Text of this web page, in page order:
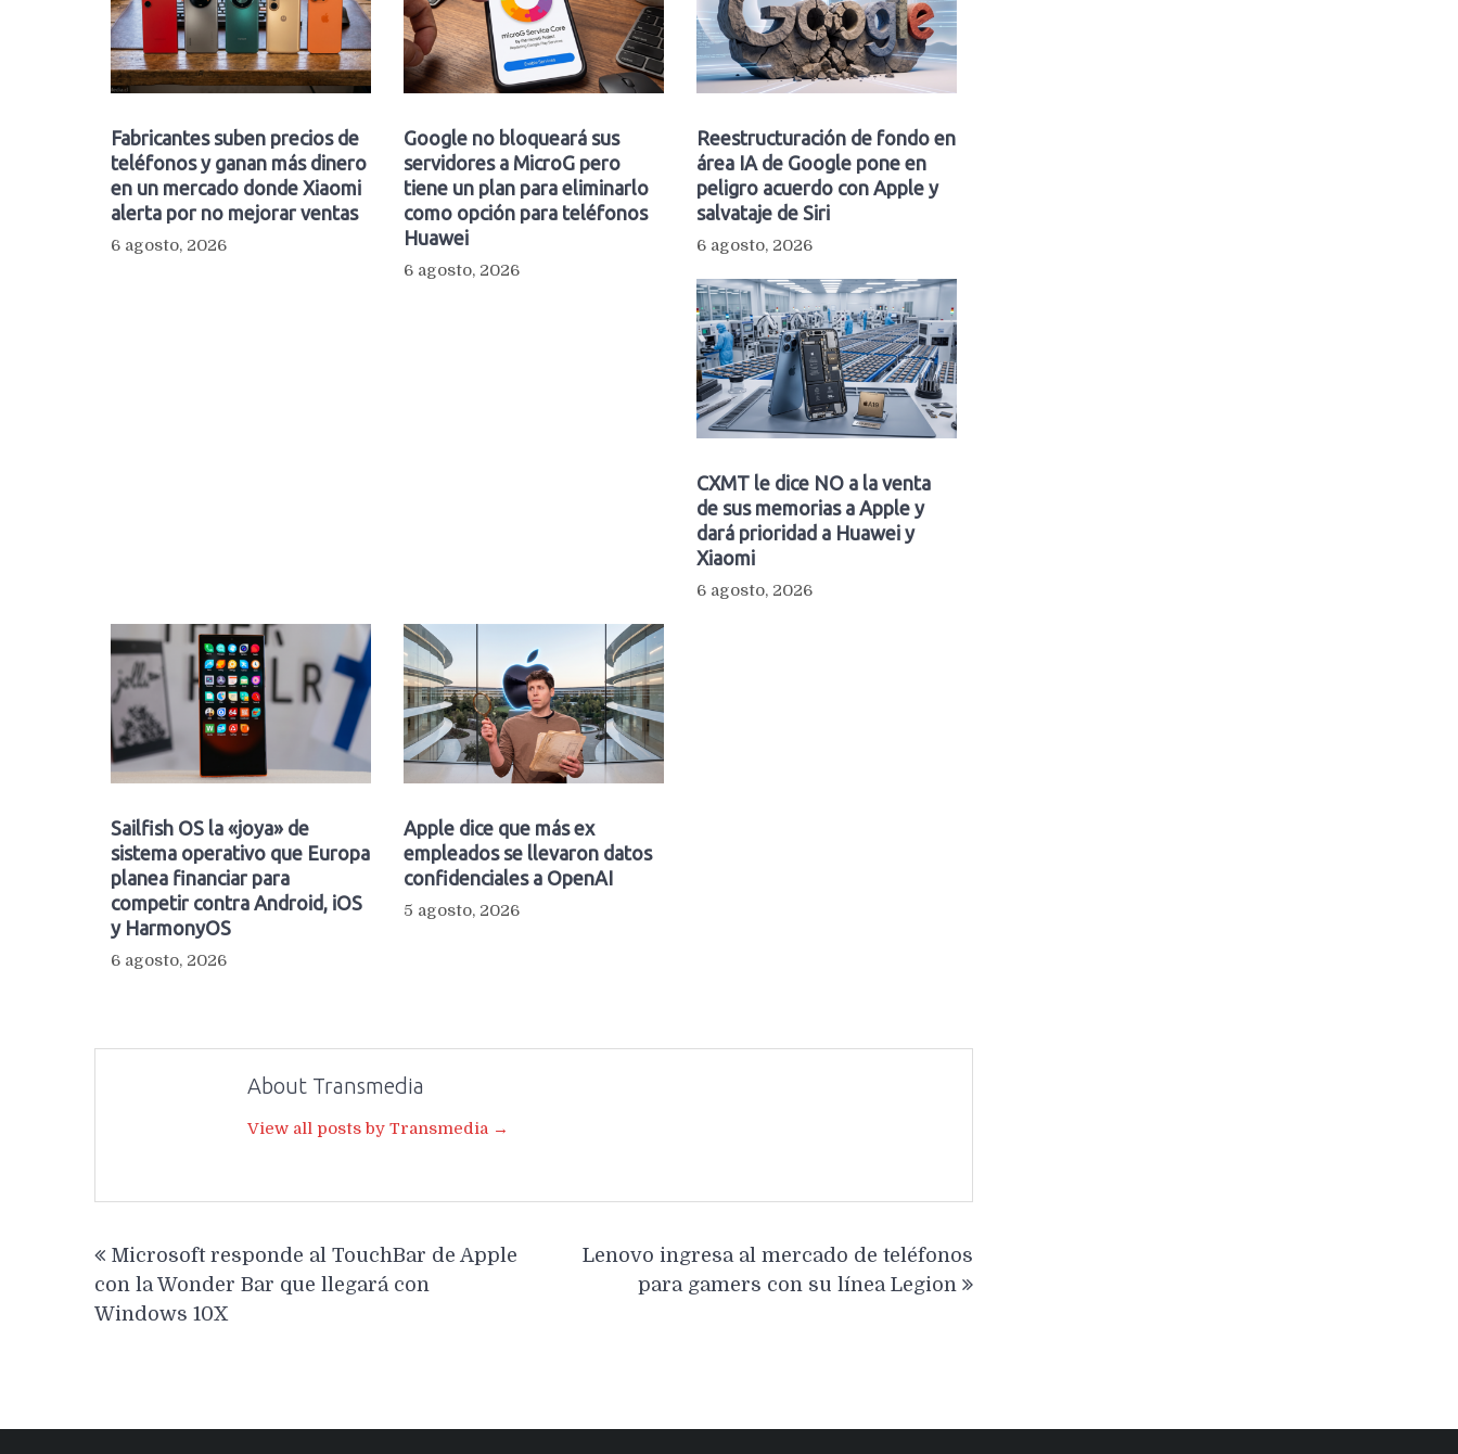
Fabricantes suben precios de
teléfonos y ganan más dinero
en un mercado donde Xiaomi
alerta por no mejorar ventas
6 agosto, 2026
Google no bloqueará sus
servidores a MicroG pero
tiene un plan para eliminarlo
como opción para teléfonos
Huawei
6 agosto, 2026
Reestructuración de fondo en
área IA de Google pone en
peligro acuerdo con Apple y
salvataje de Siri
6 agosto, 2026
CXMT le dice NO a la venta
de sus memorias a Apple y
dará prioridad a Huawei y
Xiaomi
6 agosto, 2026
Sailfish OS la «joya» de
sistema operativo que Europa
planea financiar para
competir contra Android, iOS
y HarmonyOS
6 agosto, 2026
Apple dice que más ex
empleados se llevaron datos
confidenciales a OpenAI
5 agosto, 2026
About Transmedia
View all posts by Transmedia →
de
entradas
Microsoft responde al TouchBar de Apple
con la Wonder Bar que llegará con
Windows 10X
Lenovo ingresa al mercado de teléfonos
para gamers con su línea Legion